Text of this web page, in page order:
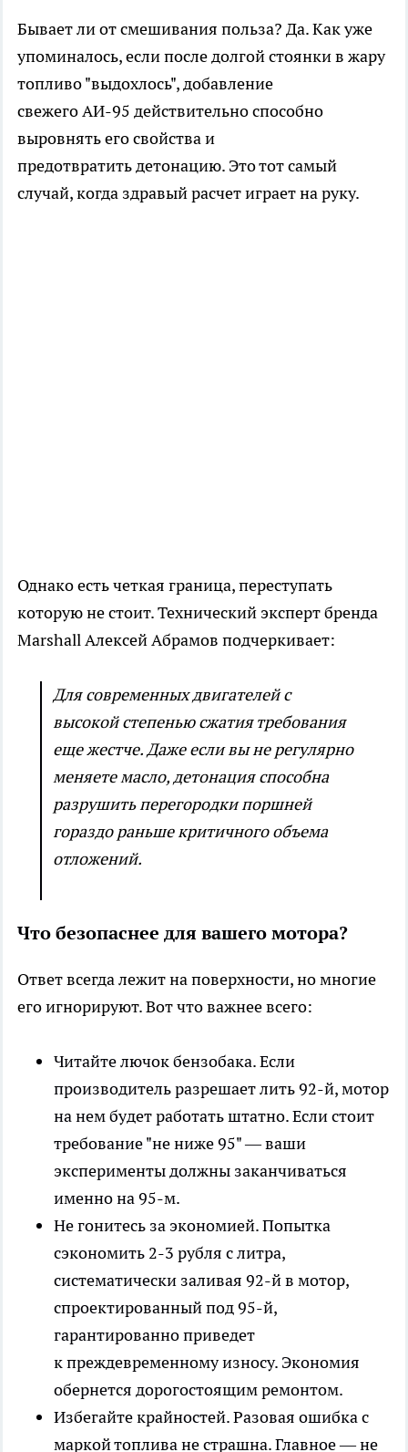
Бывает ли от смешивания польза? Да. Как уже
упоминалось, если после долгой стоянки в жару
топливо "выдохлось", добавление
свежего АИ-95 действительно способно
выровнять его свойства и
предотвратить детонацию. Это тот самый
случай, когда здравый расчет играет на руку.
Однако есть четкая граница, переступать
которую не стоит. Технический эксперт бренда
Marshall Алексей Абрамов подчеркивает:
Для современных двигателей с
высокой степенью сжатия требования
еще жестче. Даже если вы не регулярно
меняете масло, детонация способна
разрушить перегородки поршней
гораздо раньше критичного объема
отложений.
Что безопаснее для вашего мотора?
Ответ всегда лежит на поверхности, но многие
его игнорируют. Вот что важнее всего:
Читайте лючок бензобака. Если
производитель разрешает лить 92-й, мотор
на нем будет работать штатно. Если стоит
требование "не ниже 95" — ваши
эксперименты должны заканчиваться
именно на 95-м.
Не гонитесь за экономией. Попытка
сэкономить 2-3 рубля с литра,
систематически заливая 92-й в мотор,
спроектированный под 95-й,
гарантированно приведет
к преждевременному износу. Экономия
обернется дорогостоящим ремонтом.
Избегайте крайностей. Разовая ошибка с
маркой топлива не страшна. Главное — не